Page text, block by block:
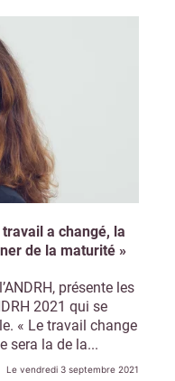
a changé, la
de la maturité »
présente les
2021 qui se
« Le travail change
sera la de la...
Le vendredi 3 septembre 2021